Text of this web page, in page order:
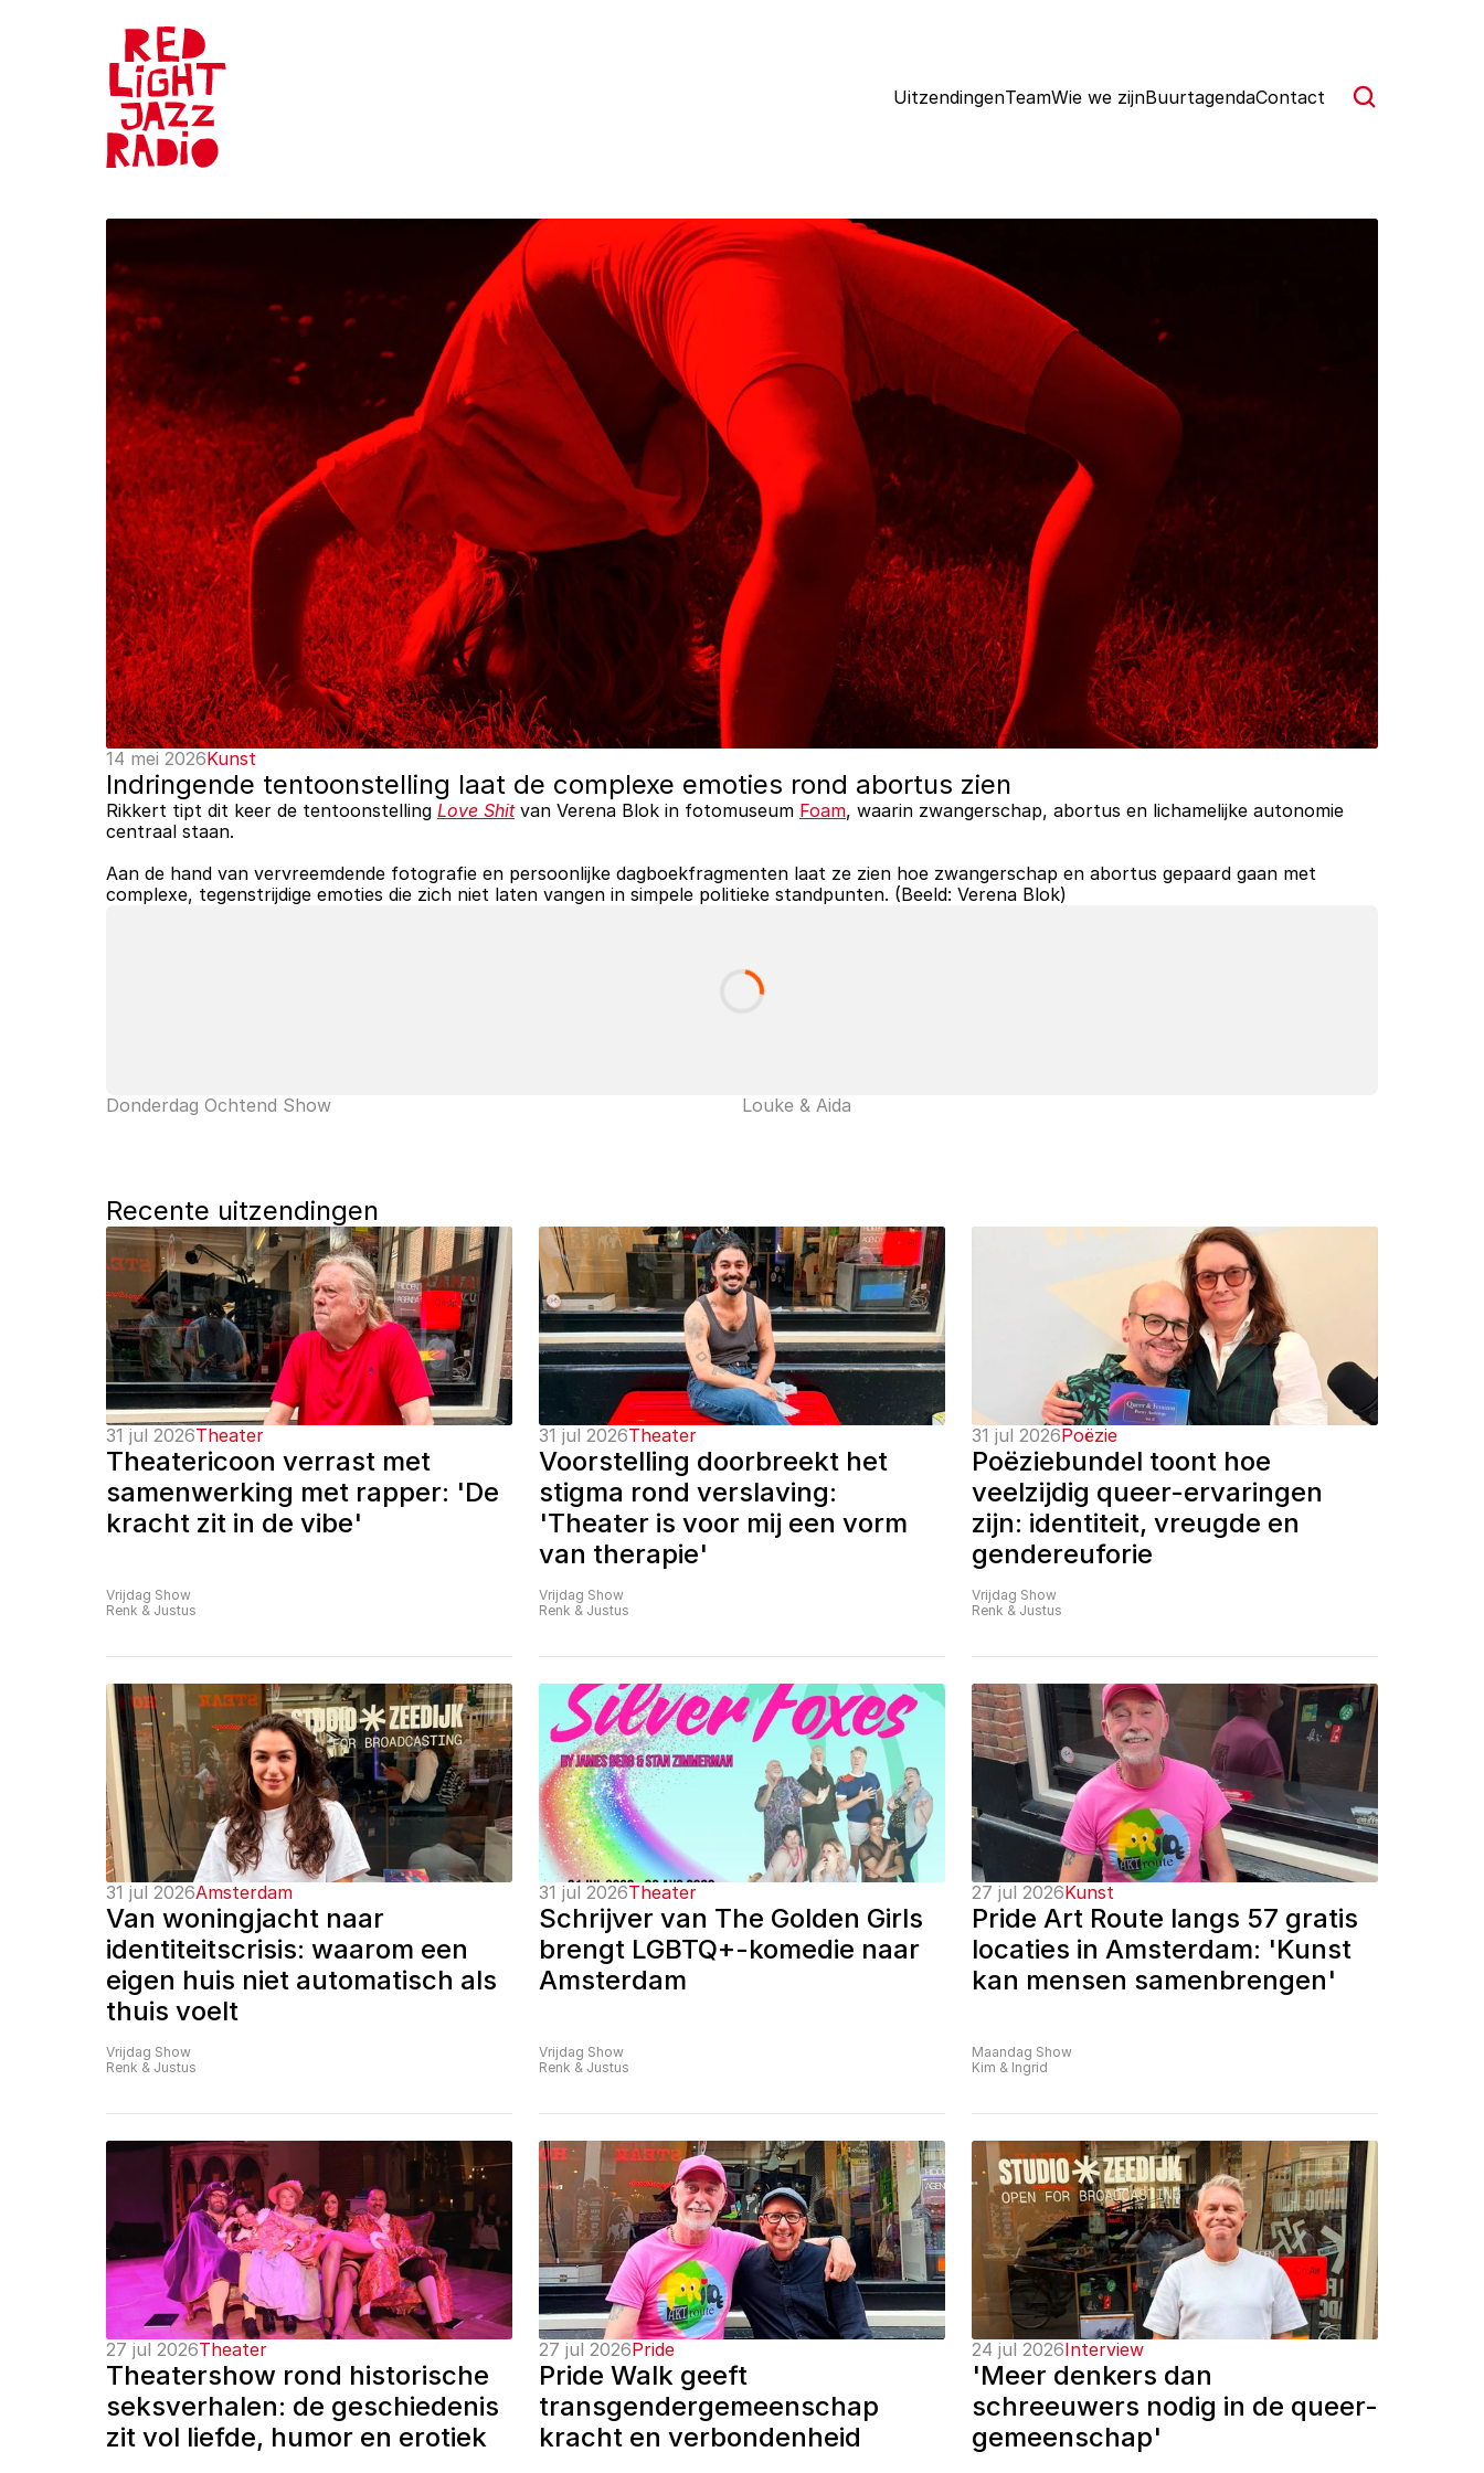
UitzendingenTeamWie we zijnBuurtagendaContact
14 mei 2026Kunst
Indringende tentoonstelling laat de complexe emoties rond abortus zien
Rikkert tipt dit keer de tentoonstelling Love Shit van Verena Blok in fotomuseum Foam, waarin zwangerschap, abortus en lichamelijke autonomie
centraal staan.
Aan de hand van vervreemdende fotografie en persoonlijke dagboekfragmenten laat ze zien hoe zwangerschap en abortus gepaard gaan met
complexe, tegenstrijdige emoties die zich niet laten vangen in simpele politieke standpunten. (Beeld: Verena Blok)
Donderdag Ochtend Show Louke & Aida
Recente uitzendingen
31 jul 2026Theater
Theatericoon verrast met
samenwerking met rapper: 'De
kracht zit in de vibe'
Vrijdag Show
Renk & Justus
31 jul 2026Theater
Voorstelling doorbreekt het
stigma rond verslaving:
'Theater is voor mij een vorm
van therapie'
Vrijdag Show
Renk & Justus
31 jul 2026Poëzie
Poëziebundel toont hoe
veelzijdig queer-ervaringen
zijn: identiteit, vreugde en
gendereuforie
Vrijdag Show
Renk & Justus
31 jul 2026Amsterdam
Van woningjacht naar
identiteitscrisis: waarom een
eigen huis niet automatisch als
thuis voelt
Vrijdag Show
Renk & Justus
31 jul 2026Theater
Schrijver van The Golden Girls
brengt LGBTQ+-komedie naar
Amsterdam
Vrijdag Show
Renk & Justus
27 jul 2026Kunst
Pride Art Route langs 57 gratis
locaties in Amsterdam: 'Kunst
kan mensen samenbrengen'
Maandag Show
Kim & Ingrid
27 jul 2026Theater
Theatershow rond historische
seksverhalen: de geschiedenis
zit vol liefde, humor en erotiek
27 jul 2026Pride
Pride Walk geeft
transgendergemeenschap
kracht en verbondenheid
24 jul 2026Interview
'Meer denkers dan
schreeuwers nodig in de queer-
gemeenschap'